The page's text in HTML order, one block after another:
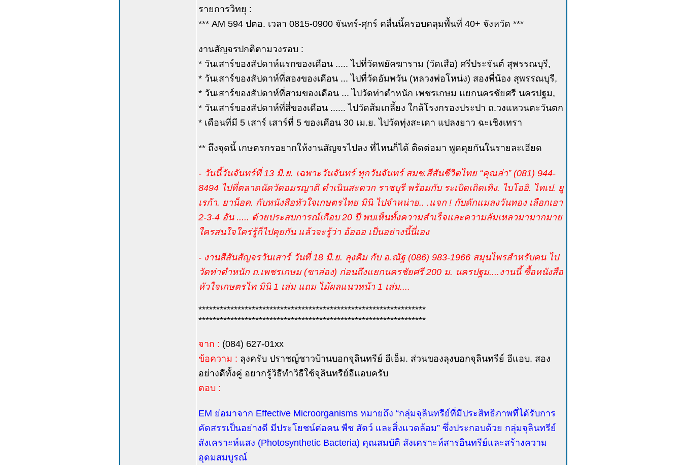
รายการวิทยุ :
*** AM 594 ปตอ. เวลา 0815-0900 จันทร์-ศุกร์ คลื่นนี้ครอบคลุมพื้นที่ 40+ จังหวัด ***
งานสัญจรปกติตามวงรอบ :
* วันเสาร์ของสัปดาห์แรกของเดือน ..... ไปที่วัดพยัคฆาราม (วัดเสือ) ศรีประจันต์ สุพรรณบุรี,
* วันเสาร์ของสัปดาห์ที่สองของเดือน ... ไปที่วัดอัมพวัน (หลวงพ่อโหน่ง) สองพี่น้อง สุพรรณบุรี,
* วันเสาร์ของสัปดาห์ที่สามของเดือน ... ไปวัดท่าตำหนัก เพชรเกษม แยกนครชัยศรี นครปฐม,
* วันเสาร์ของสัปดาห์ที่สี่ของเดือน ...... ไปวัดส้มเกลี้ยง ใกล้โรงกรองประปา ถ.วงแหวนตะวันตก
* เดือนที่มี 5 เสาร์ เสาร์ที่ 5 ของเดือน 30 เม.ย. ไปวัดทุ่งสะเดา แปลงยาว ฉะเชิงเทรา
** ถึงจุดนี้ เกษตรกรอยากให้งานสัญจรไปลง ที่ไหนก็ได้ ติดต่อมา พูดคุยกันในรายละเอียด
- วันนี้วันจันทร์ที่ 13 มิ.ย. เฉพาะวันจันทร์ ทุกวันจันทร์ สมช.สีสันชีวิตไทย “คุณล่า” (081) 944-
8494 ไปที่ตลาดนัดวัดอมรญาติ ดำเนินสะดวก ราชบุรี พร้อมกับ ระเบิดเถิดเทิง. ไบโออิ. ไทเป. ยู
เรก้า. ยาน็อค. กับหนังสือหัวใจเกษตรไทย มินิ ไปจำหน่าย.. .แจก ! กับดักแมลงวันทอง เลือกเอา
2-3-4 อัน ..... ด้วยประสบการณ์เกือบ 20 ปี พบเห็นทั้งความสำเร็จและความล้มเหลวมามากมาย
ใครสนใจใคร่รู้ก็ไปคุยกัน แล้วจะรู้ว่า อ้อออ เป็นอย่างนี้นี่เอง
- งานสีสันสัญจรวันเสาร์ วันที่ 18 มิ.ย. ลุงคิม กับ อ.ณัฐ (086) 983-1966 สมุนไพรสำหรับคน ไป
วัดท่าตำหนัก ถ.เพชรเกษม (ขาล่อง) ก่อนถึงแยกนครชัยศรี 200 ม. นครปฐม....งานนี้ ซื้อหนังสือ
หัวใจเกษตรไท มินิ 1 เล่ม แถม ไม้ผลแนวหน้า 1 เล่ม....
****************************************************************
****************************************************************
จาก : (084) 627-01xx
ข้อความ : ลุงครับ ปราชญ์ชาวบ้านบอกจุลินทรีย์ อีเอ็ม. ส่วนของลุงบอกจุลินทรีย์ อีแอบ. สอง
อย่างดีทั้งคู่ อยากรู้วิธีทำวิธีใช้จุลินทรีย์อีแอบครับ
ตอบ :
EM ย่อมาจาก Effective Microorganisms หมายถึง “กลุ่มจุลินทรีย์ที่มีประสิทธิภาพที่ได้รับการ
คัดสรรเป็นอย่างดี มีประโยชน์ต่อคน พืช สัตว์ และสิ่งแวดล้อม” ซึ่งประกอบด้วย กลุ่มจุลินทรีย์
สังเคราะห์แสง (Photosynthetic Bacteria) คุณสมบัติ สังเคราะห์สารอินทรีย์และสร้างความ
อุดมสมบูรณ์